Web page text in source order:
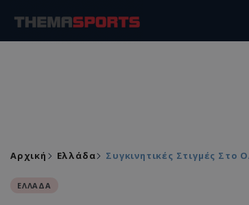
Αρχική Ελλάδα Συγκινητικές Στιγμές
ΕΛΛΑΔΑ